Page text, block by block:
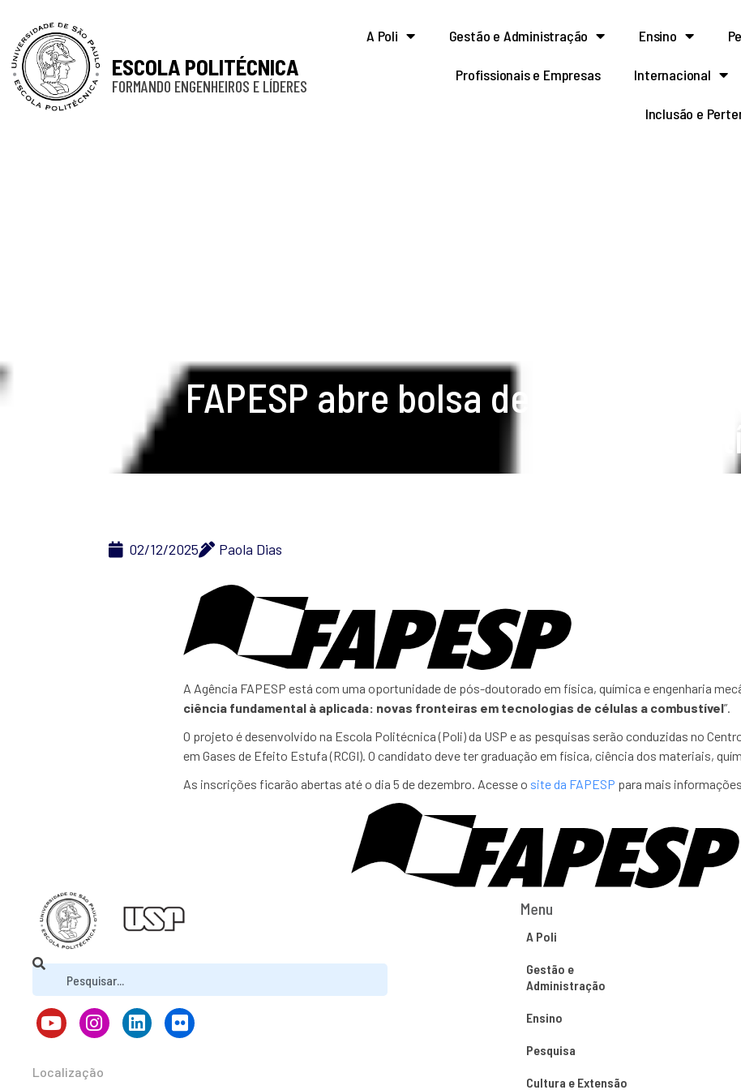
ESCOLA POLITÉCNICA
FORMANDO ENGENHEIROS E LÍDERES
A Poli Gestão e Administração Ensino
Profissionais e Empresas Internacional
Inclusão e
FAPESP abre bolsa de Pós-
02/12/2025 Paola Dias
A Agência FAPESP está com uma oportunidade de pós-doutorado em física, química e engenharia
ciência fundamental à aplicada: novas fronteiras em tecnologias de células a combustível”.
O projeto é desenvolvido na Escola Politécnica (Poli) da USP e as pesquisas serão conduzidas no
em Gases de Efeito Estufa (RCGI). O candidato deve ter graduação em física, ciência dos materiais,
As inscrições ficarão abertas até o dia 5 de dezembro. Acesse o site da FAPESP para mais
Localização
Menu
A Poli
Gestão e
Administração
Ensino
Pesquisa
Cultura e Extensão